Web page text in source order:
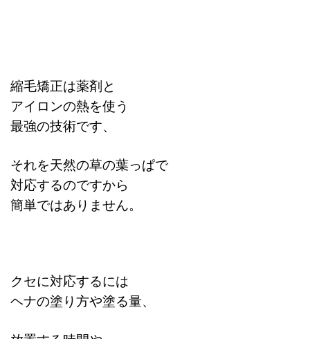
縮毛矯正は薬剤と
アイロンの熱を使う
最強の技術です、
それを天然の草の葉っぱで
対応するのですから
簡単ではありません。
クセに対応するには
ヘナの塗り方や塗る量、